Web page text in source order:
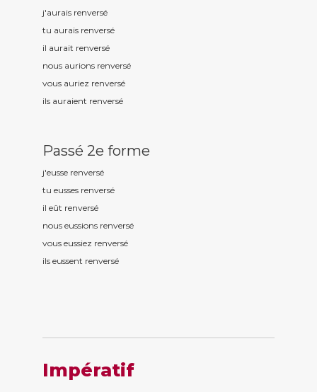
j'aurais renversé
tu aurais renversé
il aurait renversé
nous aurions renversé
vous auriez renversé
ils auraient renversé
Passé 2e forme
j'eusse renversé
tu eusses renversé
il eût renversé
nous eussions renversé
vous eussiez renversé
ils eussent renversé
Impératif